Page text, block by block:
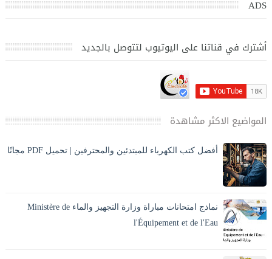
ADS
أشترك في قناتنا على اليوتيوب لتتوصل بالجديد
المواضيع الاكثر مشاهدة
أفضل كتب الكهرباء للمبتدئين والمحترفين | تحميل PDF مجانًا
نماذج امتحانات مباراة وزارة التجهيز والماء Ministère de
l'Équipement et de l'Eau